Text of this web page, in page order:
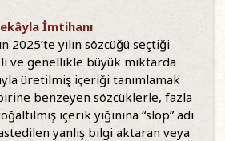
İmtihanı
2025’te yılın sözcüğü seçtiği
ve genellikle büyük miktarda
üretilmiş içeriği tanımlamak
benzeyen sözcüklerle, fazla
içerik yığınına “slop” adı
yanlış bilgi aktaran veya